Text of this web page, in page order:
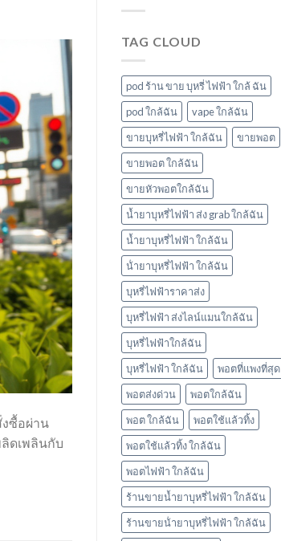
งซื้อผ่าน
ดเพลินกับ
โบ
มี
กลิ่น
อะไร
บ้าง
พอต
แล้ว
ทิ้ง
marbo
TAG CLOUD
pod ร้าน ขาย บุหรี่ ไฟฟ้า ใกล้ ฉัน
pod ใกล้ฉัน
vape ใกล้ฉัน
ขายบุหรี่ไฟฟ้า ใกล้ฉัน
ขายพอต
ขายพอต ใกล้ฉัน
ขายหัวพอตใกล้ฉัน
น้ำยาบุหรี่ไฟฟ้า ส่ง grab ใกล้ฉัน
น้ำยาบุหรี่ไฟฟ้า ใกล้ฉัน
น้ํายาบุหรี่ไฟฟ้า ใกล้ฉัน
บุหรี่ไฟฟ้าราคาส่ง
บุหรี่ไฟฟ้า ส่งไลน์แมนใกล้ฉัน
บุหรี่ไฟฟ้าใกล้ฉัน
บุหรี่ไฟฟ้า ใกล้ฉัน
พอตที่แพงที่สุด
พอตส่งด่วน
พอตใกล้ฉัน
พอต ใกล้ฉัน
พอตใช้แล้วทิ้ง
พอตใช้แล้วทิ้ง ใกล้ฉัน
พอตไฟฟ้า ใกล้ฉัน
ร้านขายน้ำยาบุหรี่ไฟฟ้า ใกล้ฉัน
ร้านขายน้ํายาบุหรี่ไฟฟ้า ใกล้ฉัน